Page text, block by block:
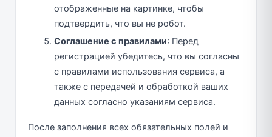
отображенные на картинке, чтобы
подтвердить, что вы не робот.
Соглашение с правилами: Перед
регистрацией убедитесь, что вы согласны
с правилами использования сервиса, а
также с передачей и обработкой ваших
данных согласно указаниям сервиса.
После заполнения всех обязательных полей и